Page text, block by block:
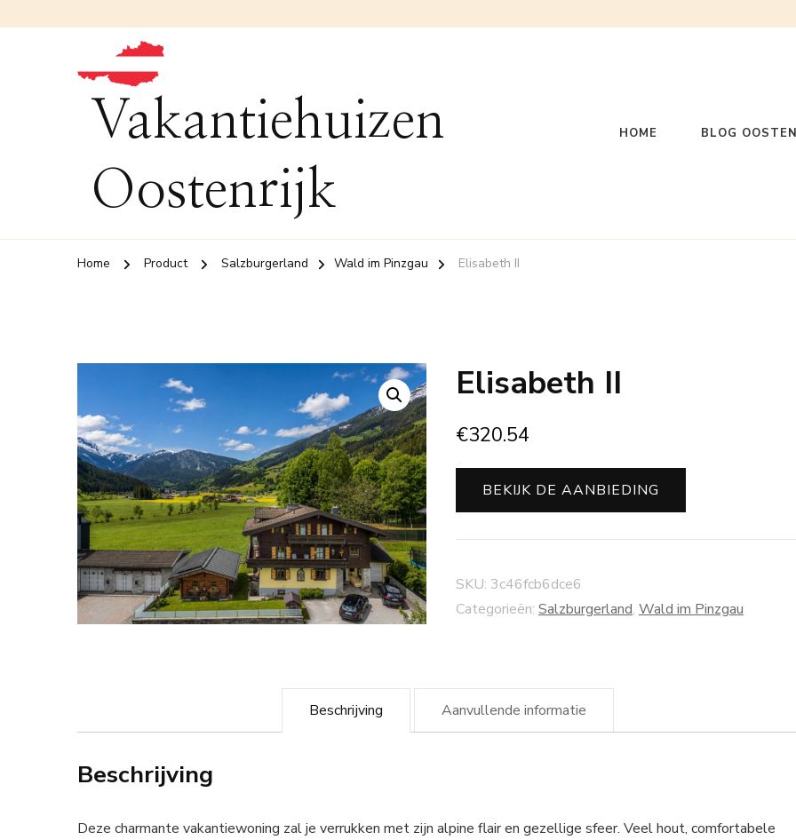
Vakantiehuizen
Oostenrijk
HOME BLOG
Home Product Salzburgerland Wald im Pinzgau Elisabeth II
Elisabeth II
€320.54
BEKIJK DE AANBIEDING
SKU: 3c46fcb6dce6
Categorieën: Salzburgerland, Wald im Pinzgau
Beschrijving Aanvullende informatie
Beschrijving
Deze charmante vakantiewoning zal je verrukken met zijn alpine flair en gezellige sfeer. Veel hout, comfortabele